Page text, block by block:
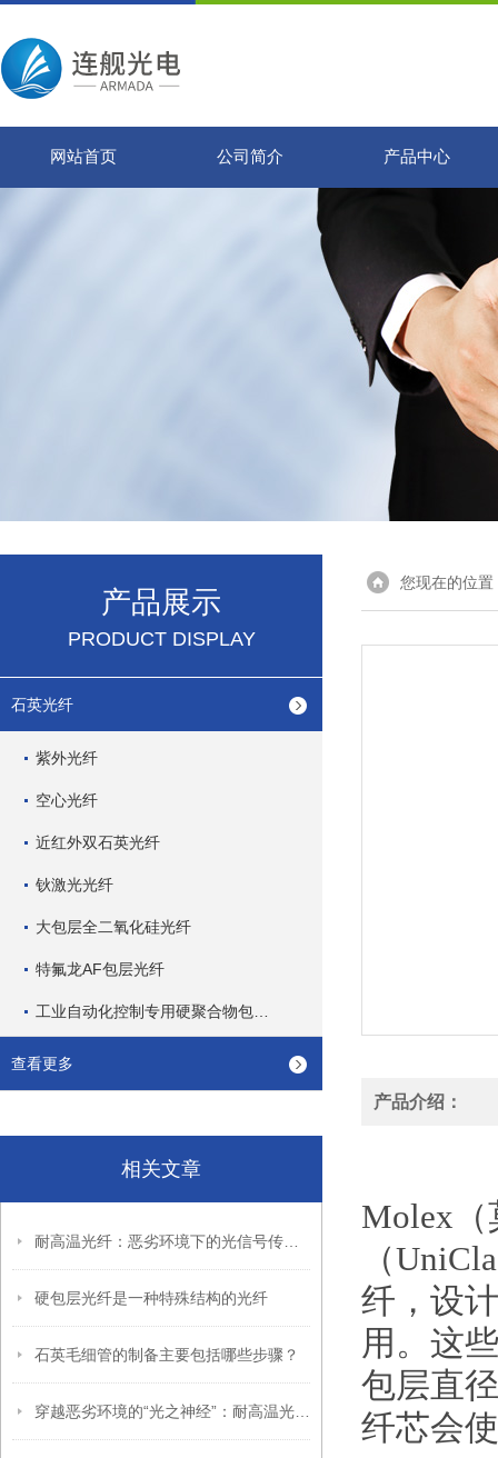
网站首页 公司简介 产品中心
产品展示
PRODUCT DISPLAY
石英光纤
紫外光纤
空心光纤
近红外双石英光纤
钬激光光纤
大包层全二氧化硅光纤
特氟龙AF包层光纤
查看更多
相关文章
硬包层光纤是一种特殊结构的光纤
石英毛细管的制备主要包括哪些步骤？
您现在的位置
产品介绍：
Molex（
（
纤，设
用。这
包层直
纤芯会